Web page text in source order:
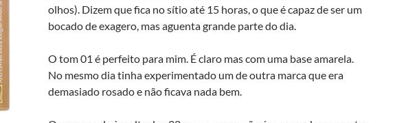
olhos). Dizem que fica no sí­tio até 15 horas, o que é capaz de ser um
bocado de exagero, mas aguenta grande parte do dia.
O tom 01 é perfeito para mim. É claro mas com uma base amarela.
No mesmo dia tinha experimentado um de outra marca que era
demasiado rosado e não ficava nada bem.